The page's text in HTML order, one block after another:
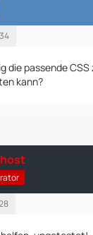
die passende CSS
kann?